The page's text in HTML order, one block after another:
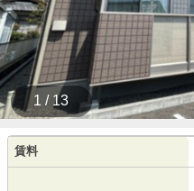
1 / 13
賃料